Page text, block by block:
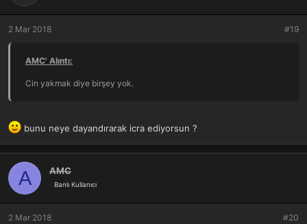
2 Mar 2018 #19
AMC' Alıntı:
Cin yakmak diye birşey yok.
bunu neye dayandırarak icra ediyorsun ?
A AMC
Banlı Kullanıcı
2 Mar 2018 #20